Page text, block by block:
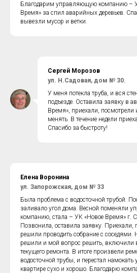
Благодарим управляющую компанию –
Время» за спил аварийных деревьев.
вывезли мусор и ветки.
Сергей Морозов
ул. Н.Садовая, дом № 30.
У меня потекла труба, и вся
подъезде. Оставила заявку в
Время», приехали, посмотрели
менять. В течение недели
Спасибо за быстроту!
Елена Воронина
ул. Запорожская, дом № 33
Была проблема с водосточной трубой.
заливало угол дома. Весной поменяли
компанию, стала – УК «Новое Время» г.
Позвонила, оставила заявку. Приехали,
решили проводить собрание с соседями.
решили и мой вопрос решить, включили
текущего ремонта. В итоге произвели
водосточной трубы, и перестал намокать
квартире сухо и хорошо. Благодарю